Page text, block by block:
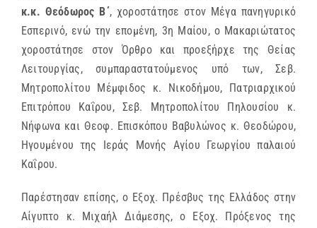
κ.κ. Θεόδωρος Β΄, χοροστάτησε στον Μέγα πανηγυρικό
Εσπερινό, ενώ την επομένη, 3η Μαίου, ο Μακαριώτατος
χοροστάτησε στον Όρθρο και προεξήρχε της Θείας
Λειτουργίας, συμπαραστατούμενος υπό των, Σεβ.
Μητροπολίτου Μέμφιδος κ. Νικοδήμου, Πατριαρχικού
Επιτρόπου Καΐρου, Σεβ. Μητροπολίτου Πηλουσίου κ.
Νήφωνα και Θεοφ. Επισκόπου Βαβυλώνος κ. Θεοδώρου,
Ηγουμένου της Ιεράς Μονής Αγίου Γεωργίου παλαιού
Καΐρου.
Παρέστησαν επίσης, ο Εξοχ. Πρέσβυς της Ελλάδος στην
Αίγυπτο κ. Μιχαήλ Διάμεσης, ο Εξοχ. Πρόξενος της